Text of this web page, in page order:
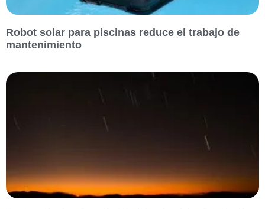
Robot solar para piscinas reduce el trabajo de
mantenimiento